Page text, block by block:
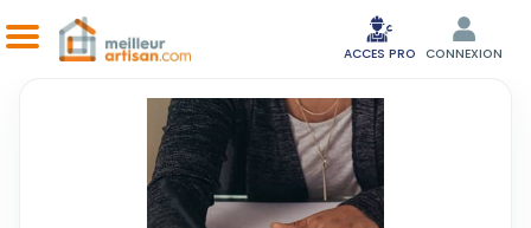
ACCES PRO CONNEXION